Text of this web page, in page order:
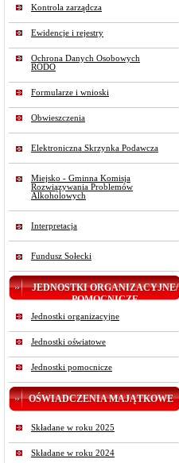
Kontrola zarządcza
Ewidencje i rejestry
Ochrona Danych Osobowych
RODO
Formularze i wnioski
Obwieszczenia
Elektroniczna Skrzynka Podawcza
Miejsko - Gminna Komisja
Rozwiązywania Problemów
Alkoholowych
Interpretacja
Fundusz Sołecki
JEDNOSTKI ORGANIZACYJNE/
POMOCNICZE
Jednostki organizacyjne
Jednostki oświatowe
Jednostki pomocnicze
OŚWIADCZENIA MAJĄTKOWE
Składane w roku 2025
Składane w roku 2024